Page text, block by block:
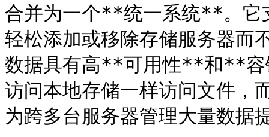
合并为一个**统一系统**。
轻松添加或移除存储服务器而
数据具有高**可用性**和**
访问本地存储一样访问文件，
为跨多台服务器管理大量数据